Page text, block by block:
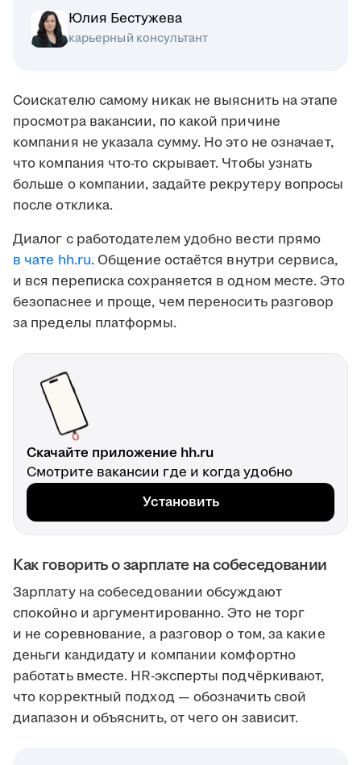
Юлия Бестужева
карьерный консультант
Соискателю самому никак не выяснить на этапе
просмотра вакансии, по какой причине
компания не указала сумму. Но это не означает,
что компания что-то скрывает. Чтобы узнать
больше о компании, задайте рекрутеру вопросы
после отклика.
Диалог с работодателем удобно вести прямо
в чате hh.ru. Общение остаётся внутри сервиса,
и вся переписка сохраняется в одном месте. Это
безопаснее и проще, чем переносить разговор
за пределы платформы.
Скачайте приложение hh.ru
Смотрите вакансии где и когда удобно
Установить
Как говорить о зарплате на собеседовании
Зарплату на собеседовании обсуждают
спокойно и аргументированно. Это не торг
и не соревнование, а разговор о том, за какие
деньги кандидату и компании комфортно
работать вместе. HR-эксперты подчёркивают,
что корректный подход — обозначить свой
диапазон и объяснить, от чего он зависит.